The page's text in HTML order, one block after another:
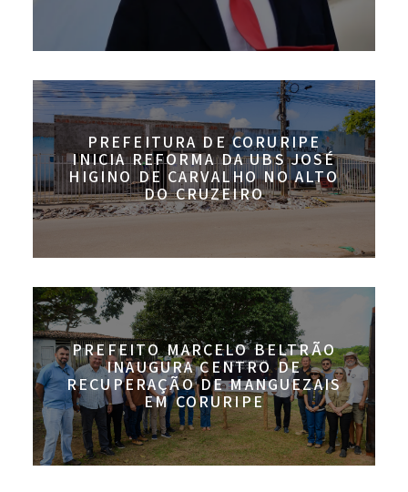
PREFEITURA DE CORURIPE
INICIA REFORMA DA UBS JOSÉ
HIGINO DE CARVALHO NO ALTO
DO CRUZEIRO
PREFEITO MARCELO BELTRÃO
INAUGURA CENTRO DE
RECUPERAÇÃO DE MANGUEZAIS
EM CORURIPE